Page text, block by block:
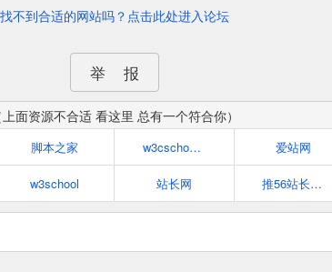
找不到合适的网站吗？点击此处进入论坛
举 报
上面资源不合适 看这里 总有一个符合你）
脚本之家 w3cschool - 学编程，从w3cschool开始 爱站网
w3school 站长网 推56站长论坛